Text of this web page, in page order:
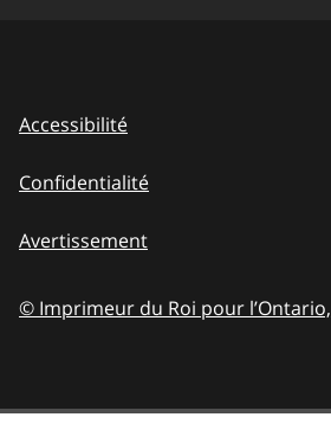
Accessibilité
Confidentialité
Avertissement
© Imprimeur du Roi pour l’Ontario,